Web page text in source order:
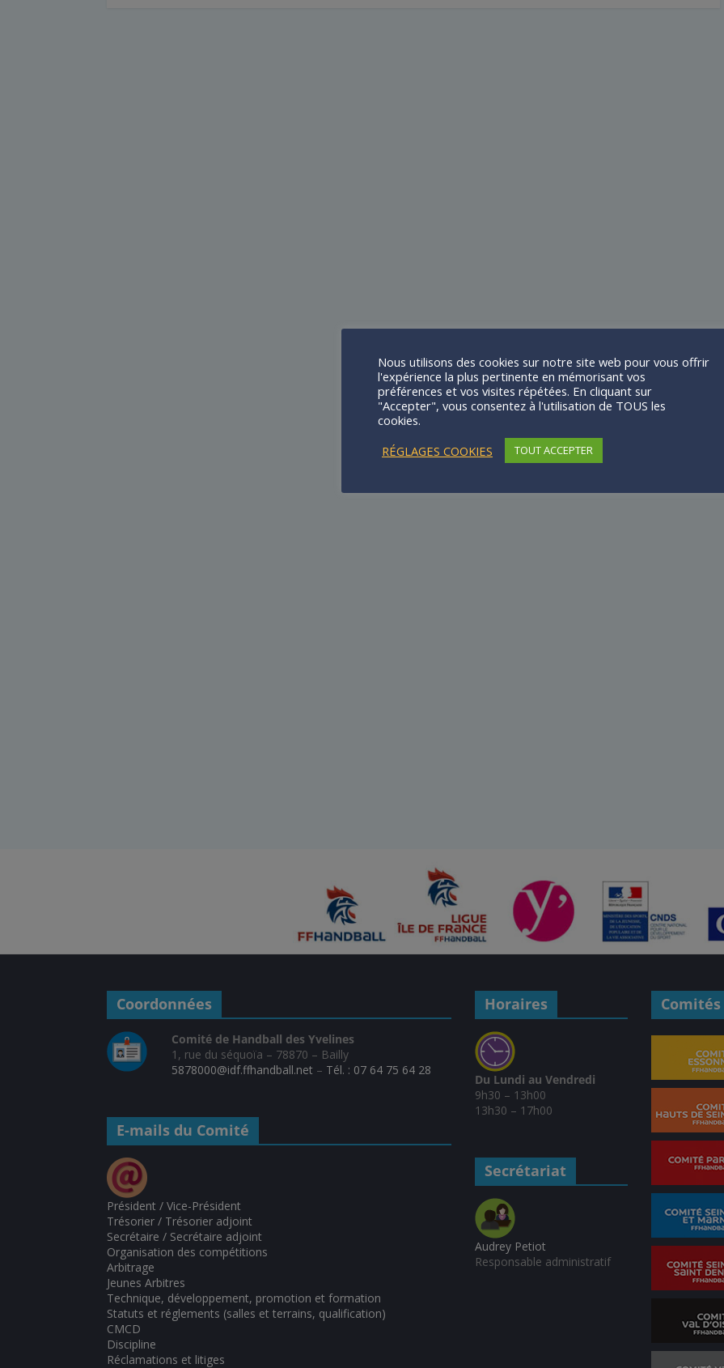
Coordonnées
Comité de Handball des Yvelines
1, rue du séquoïa – 78870 – Bailly
5878000@idf.ffhandball.net – Tél. : 07 64 75 64 28
E-mails du Comité
Président / Vice-Président
Trésorier / Trésorier adjoint
Secrétaire / Secrétaire adjoint
Organisation des compétitions
Arbitrage
Jeunes Arbitres
Technique, développement, promotion et formation
Statuts et réglements (salles et terrains, qualification)
CMCD
Discipline
Réclamations et litiges
Horaires
Du Lundi au Vendredi
9h30 – 13h00
13h30 – 17h00
Secrétariat
Audrey Petiot
Responsable administratif
Comités
Nous utilisons des cookies sur notre site web pour vous offrir
l'expérience la plus pertinente en mémorisant vos
préférences et vos visites répétées. En cliquant sur
"Accepter", vous consentez à l'utilisation de TOUS les
cookies.
RÉGLAGES COOKIES
TOUT ACCEPTER